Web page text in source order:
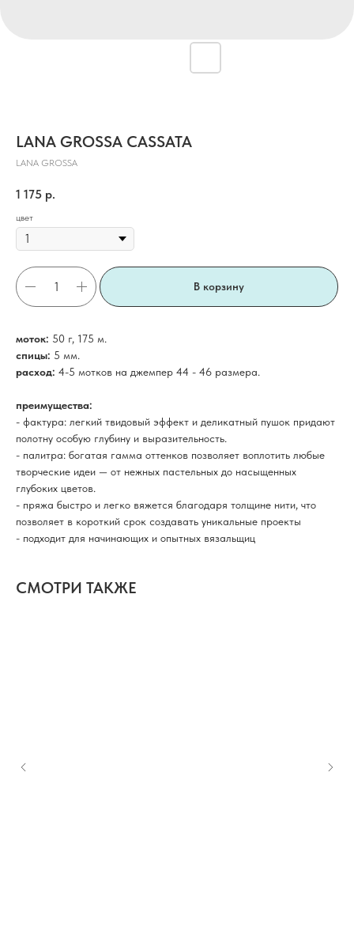
LANA GROSSA CASSATA
LANA GROSSA
1 175 р.
цвет
В корзину
моток: 50 г, 175 м.
спицы: 5 мм.
расход: 4-5 мотков на джемпер 44 - 46 размера.
преимущества:
- фактура: легкий твидовый эффект и деликатный пушок придают
полотну особую глубину и выразительность.
- палитра: богатая гамма оттенков позволяет воплотить любые
творческие идеи — от нежных пастельных до насыщенных
глубоких цветов.
- пряжа быстро и легко вяжется благодаря толщине нити, что
позволяет в короткий срок создавать уникальные проекты
- подходит для начинающих и опытных вязальщиц
СМОТРИ ТАКЖЕ